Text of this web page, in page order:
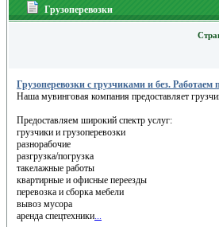
Грузоперевозки
Грузоперевозки с грузчиками и без.
Наша мувинговая компания предоставляет
Предоставляем широкий спектр услуг:
грузчики и грузоперевозки
разнорабочие
разгрузка/погрузка
такелажные работы
квартирные и офисные переезды
перевозка и сборка мебели
вывоз мусора
аренда спецтехники...